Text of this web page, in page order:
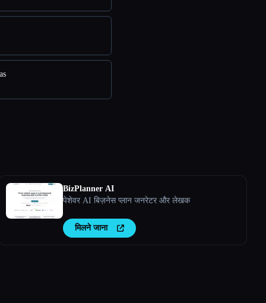
BizPlanner AI
पेशेवर AI बिज़नेस प्लान जनरेटर और लेखक
मिलने जाना